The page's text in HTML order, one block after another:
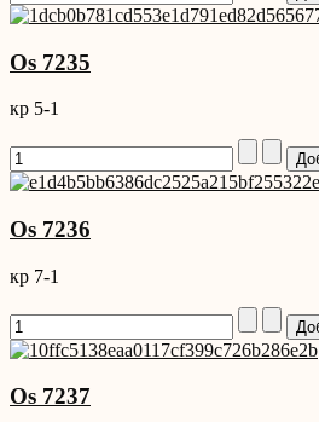
Os 7235
кр 5-1
Os 7236
кр 7-1
Os 7237